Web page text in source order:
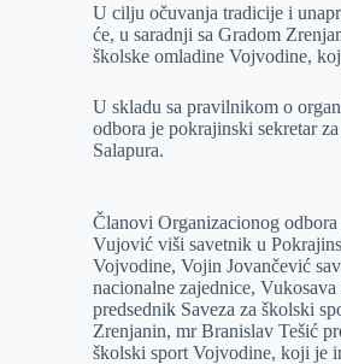
p
p
lU cilju očuvanja tradicije i
će, u saradnji sa Gradom
školske omladine Vojvodine,
U skladu sa pravilnikom o
odbora je pokrajinski sekretar
Salapura.
Članovi Organizacionog
Vujović viši savetnik u
Vojvodine, Vojin Jovančević
nacionalne zajednice,
predsednik Saveza za školski
Zrenjanin, mr Branislav Tešić
školski sport Vojvodine, koji je